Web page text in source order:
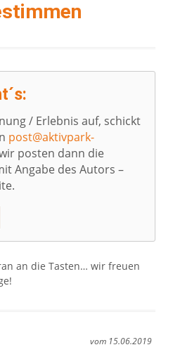
/ Erlebnis auf, schickt
post@aktivpark-
posten dann die
Angabe des Autors –
an die Tasten… wir freuen
vom 15.06.2019